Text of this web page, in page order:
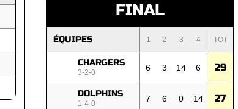
FINAL
ÉQUIPES 1 2 3 4 TOT
CHARGERS
3-2-0 6 3 14 6 29
DOLPHINS
1-4-0 7 6 0 14 27